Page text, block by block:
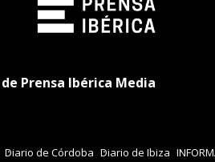
Prensa Ibérica Media
Diario de Córdoba Diario de Ibiza